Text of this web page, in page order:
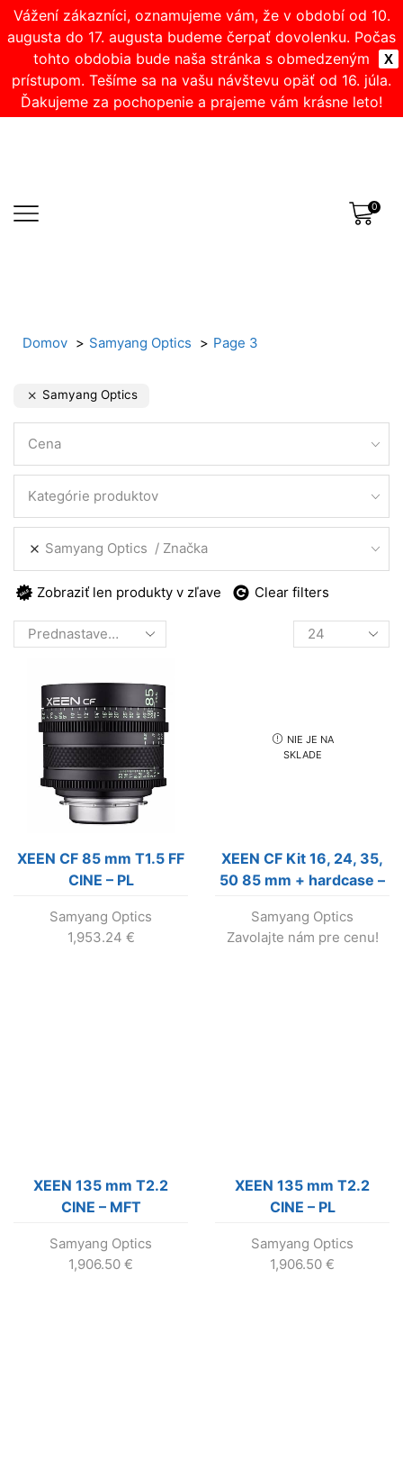
X
Vážení zákazníci, oznamujeme vám, že v období od 10.
augusta do 17. augusta budeme čerpať dovolenku. Počas
tohto obdobia bude naša stránka s obmedzeným
prístupom. Tešíme sa na vašu návštevu opäť od 16. júla.
Ďakujeme za pochopenie a prajeme vám krásne leto!
0
Domov Samyang Optics Page 3
Samyang Optics
Cena
Kategórie produktov
Samyang Optics Značka
Zobraziť len produkty v zľave Clear filters
Products
per
XEEN CF 85 mm T1.5 FF
CINE – PL
Samyang Optics
1,953.24 €
NIE JE NA
SKLADE
XEEN CF Kit 16, 24, 35,
50 85 mm + hardcase –
ukončená !!!
Samyang Optics
Zavolajte nám pre cenu!
XEEN 135 mm T2.2
CINE – MFT
Samyang Optics
1,906.50 €
XEEN 135 mm T2.2
CINE – PL
Samyang Optics
1,906.50 €